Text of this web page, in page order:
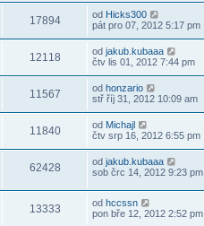
17894 od Hicks300
pát pro 07, 2012 5:17 pm
12118 od jakub.kubaaa
čtv lis 01, 2012 7:44 pm
11567 od honzario
stř říj 31, 2012 10:09 am
11840 od Michajl
čtv srp 16, 2012 6:55 pm
62428 od jakub.kubaaa
sob črc 14, 2012 9:23 pm
13333 od hccssn
pon bře 12, 2012 2:52 pm